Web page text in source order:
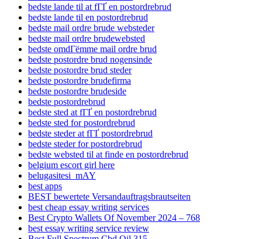
bedste lande til at fГҐ en postordrebrud
bedste lande til en postordrebrud
bedste mail ordre brude websteder
bedste mail ordre brudewebsted
bedste omdГёmme mail ordre brud
bedste postordre brud nogensinde
bedste postordre brud steder
bedste postordre brudefirma
bedste postordre brudeside
bedste postordrebrud
bedste sted at fГҐ en postordrebrud
bedste sted for postordrebrud
bedste steder at fГҐ postordrebrud
bedste steder for postordrebrud
bedste websted til at finde en postordrebrud
belgium escort girl here
belugasitesi_mAY
best apps
BEST bewertete Versandauftragsbrautseiten
best cheap essay writing services
Best Crypto Wallets Of November 2024 – 768
best essay writing service review